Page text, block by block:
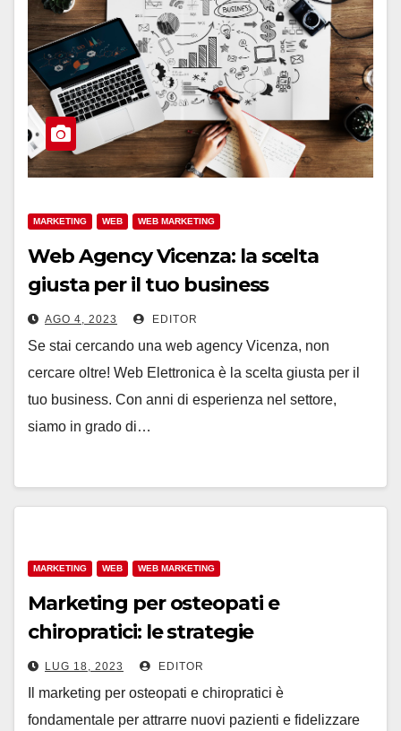
MARKETING WEB WEB MARKETING
Web Agency Vicenza: la scelta
giusta per il tuo business
AGO 4, 2023 EDITOR
Se stai cercando una web agency Vicenza, non
cercare oltre! Web Elettronica è la scelta giusta per il
tuo business. Con anni di esperienza nel settore,
siamo in grado di…
MARKETING WEB WEB MARKETING
Marketing per osteopati e
chiropratici: le strategie
LUG 18, 2023 EDITOR
Il marketing per osteopati e chiropratici è
fondamentale per attrarre nuovi pazienti e fidelizzare